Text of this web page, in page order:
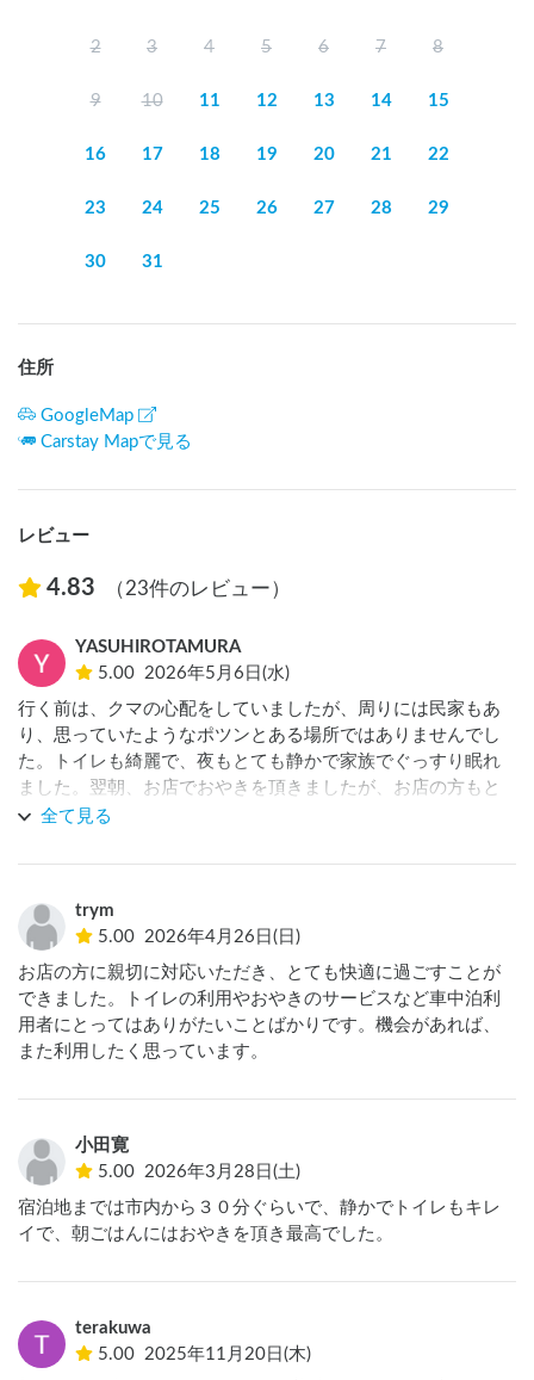
2 3 4 5 6 7 8
9 10 11 12 13 14 15
16 17 18 19 20 21 22
23 24 25 26 27 28 29
30 31
住所
GoogleMap
Carstay Mapで見る
レビュー
4.83 （23件のレビュー）
YASUHIROTAMURA
5.00 2026年5月6日(水)
行く前は、クマの心配をしていましたが、周りには民家もあ
り、思っていたようなポツンとある場所ではありませんでし
た。トイレも綺麗で、夜もとても静かで家族でぐっすり眠れ
ました。翌朝、お店でおやきを頂きましたが、お店の方もと
ても親切に対応して頂きました。おやきもとても美味しかっ
全て見る
trym
5.00 2026年4月26日(日)
お店の方に親切に対応いただき、とても快適に過ごすことが
できました。トイレの利用やおやきのサービスなど車中泊利
用者にとってはありがたいことばかりです。機会があれば、
また利用したく思っています。
小田寛
5.00 2026年3月28日(土)
宿泊地までは市内から３０分ぐらいで、静かでトイレもキレ
イで、朝ごはんにはおやきを頂き最高でした。
terakuwa
5.00 2025年11月20日(木)